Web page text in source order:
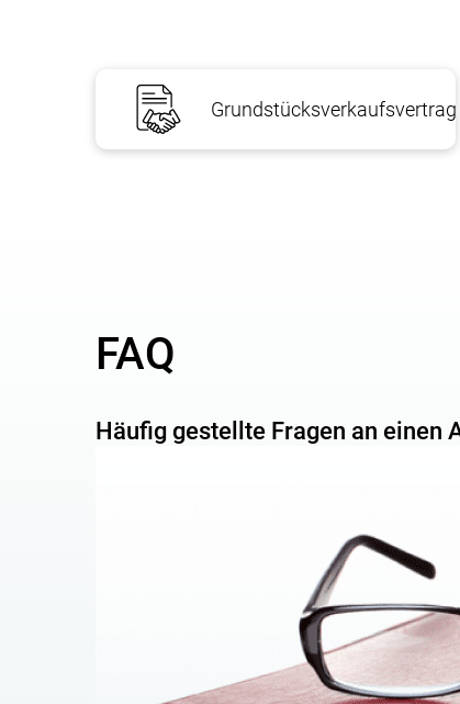
1) Der Kunde schließt mit der
Vertretung seiner Interessen abschließen;
4) Der Kunde stellt der staatlichen
zur Verfügung (Zuweisung einer
5) Der Kunde ordnet eine Bodenvermessung
Grundstück (mit dem entsprechenden Paket
8) Das Thema wird in die Sitzung des
9) der Kunde beantragt den
Grundstücksverkaufsvertrag
FAQ
Häufig gestellte Fragen an einen